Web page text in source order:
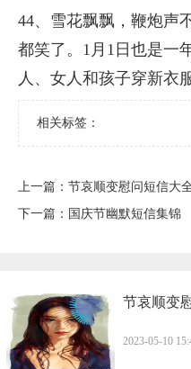
44、雪花飘飘，鞭炮声
都笑了。1月1日也是一
人、女人和孩子穿新衣
相关标签：
上一篇： 节哀顺变慰问短信大
下一篇： ​国庆节幽默短信集锦
节哀顺变
2023-05-10